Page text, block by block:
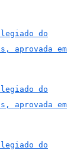
do
aprovada em
do
aprovada em
do